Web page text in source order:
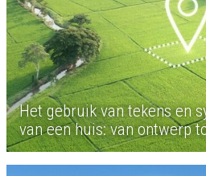
Het gebruik van tekens en
van een huis: van ontwerp